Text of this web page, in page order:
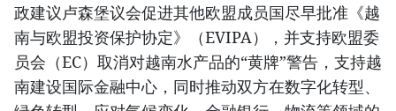
政建议卢森堡议会促进其他欧盟成员国尽早批准《越
南与欧盟投资保护协定》（EVIPA），并支持欧盟委
员会（EC）取消对越南水产品的“黄牌”警告，支持越
南建设国际金融中心，同时推动双方在数字化转型、